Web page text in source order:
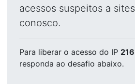
acessos suspeitos a
conosco.
Para liberar o acesso do IP
responda ao desafio abaixo.